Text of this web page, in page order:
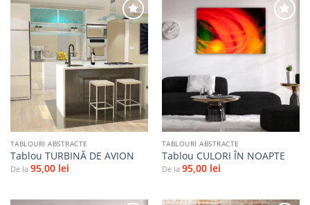
Adaugă
la
TABLOURI ABSTRACTE
Tablou TURBINĂ DE AVION
De la 95,00 lei
Adaugă
favorite
TABLOURI ABSTRACTE
Tablou CULORI ÎN NOAPTE
De la 95,00 lei